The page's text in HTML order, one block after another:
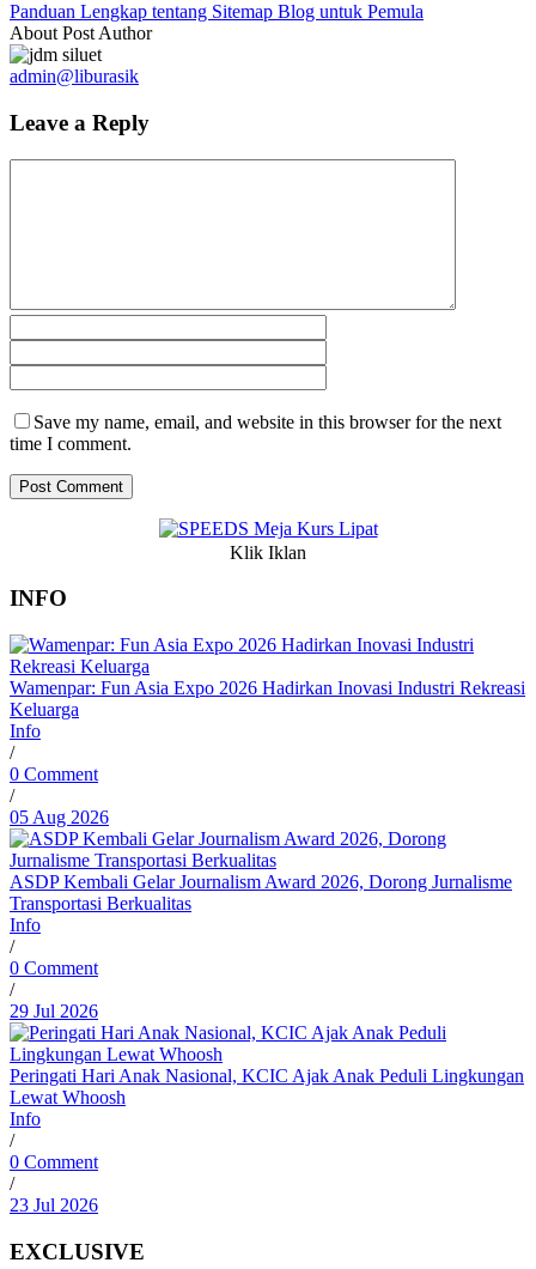
Panduan Lengkap tentang Sitemap Blog untuk Pemula
About Post Author
admin@liburasik
Leave a Reply
Save my name, email, and website in this browser for the next
time I comment.
Klik Iklan
INFO
Wamenpar: Fun Asia Expo 2026 Hadirkan Inovasi Industri Rekreasi
Keluarga
Info
/
0 Comment
/
05 Aug 2026
ASDP Kembali Gelar Journalism Award 2026, Dorong Jurnalisme
Transportasi Berkualitas
Info
/
0 Comment
/
29 Jul 2026
Peringati Hari Anak Nasional, KCIC Ajak Anak Peduli Lingkungan
Lewat Whoosh
Info
/
0 Comment
/
23 Jul 2026
EXCLUSIVE